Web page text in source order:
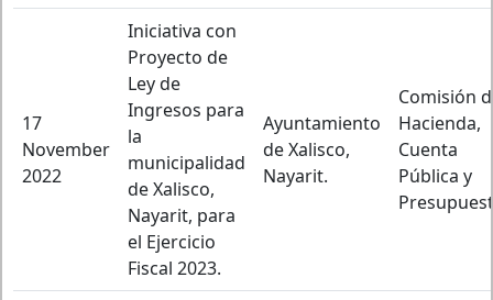
17
November
2022
Iniciativa con
Proyecto de
Ley de
Ingresos para
la
municipalidad
de Xalisco,
Nayarit, para
el Ejercicio
Fiscal 2023.
Ayuntamiento
de Xalisco,
Nayarit.
Comisión
Hacienda,
Cuenta
Pública y